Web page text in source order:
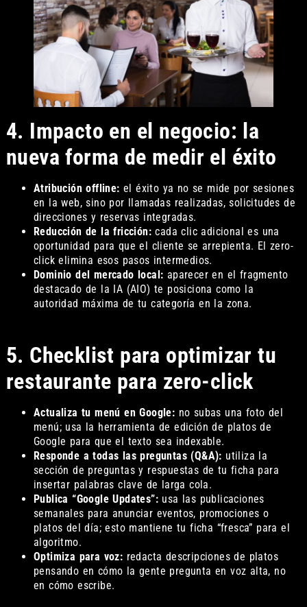
4. Impacto en el negocio: la
nueva forma de medir el éxito
Atribución offline: el éxito ya no se mide por sesiones
en la web, sino por llamadas realizadas, solicitudes de
direcciones y reservas integradas.
Reducción de la fricción:cada clic adicional es una
oportunidad para que el cliente se arrepienta. El zero-
click elimina esos pasos intermedios.
Dominio del mercado local: aparecer en el fragmento
destacado de la IA (AIO) te posiciona como la
autoridad máxima de tu categoría en la zona.
5. Checklist para optimizar tu
restaurante para zero-click
Actualiza tu menú en Google: no subas una foto del
menú; usa la herramienta de edición de platos de
Google para que el texto sea indexable.
Responde a todas las preguntas (Q&A): utiliza la
sección de preguntas y respuestas de tu ficha para
insertar palabras clave de larga cola.
Publica “Google Updates”:usa las publicaciones
semanales para anunciar eventos, promociones o
platos del día; esto mantiene tu ficha “fresca” para el
algoritmo.
Optimiza para voz: redacta descripciones de platos
pensando en cómo la gente pregunta en voz alta, no
en cómo escribe.